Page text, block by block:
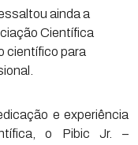
ainda a
Científica
científico para
e experiência
o Pibic Jr. –